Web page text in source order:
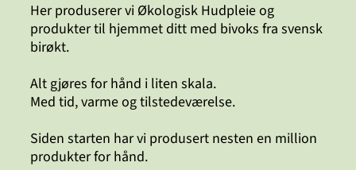
Her produserer vi Økologisk Hudpleie og
produkter til hjemmet ditt med bivoks fra svensk
birøkt.
Alt gjøres for hånd i liten skala.
Med tid, varme og tilstedeværelse.
Siden starten har vi produsert nesten en million
produkter for hånd.